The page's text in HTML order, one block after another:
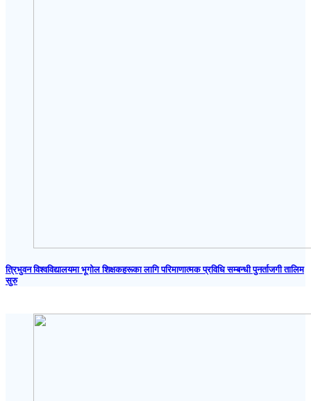
त्रिभुवन विश्वविद्यालयमा भूगोल शिक्षकहरूका लागि परिमाणात्मक प्रविधि सम्बन्धी पुनर्ताजगी तालिम
सुरु